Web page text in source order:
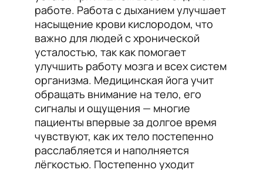
работе. Работа с дыханием улучшает
насыщение крови кислородом, что
важно для людей с хронической
усталостью, так как помогает
улучшить работу мозга и всех систем
организма. Медицинская йога учит
обращать внимание на тело, его
сигналы и ощущения — многие
пациенты впервые за долгое время
чувствуют, как их тело постепенно
расслабляется и наполняется
лёгкостью. Постепенно уходит